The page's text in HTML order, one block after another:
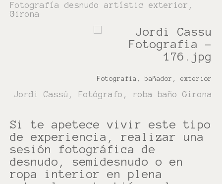
Fotografía desnudo artístic exterior,
Girona
Fotografía, bañador, exterior
Jordi Cassú, Fotógrafo, roba baño Girona
Si te apetece vivir este tipo
de experiencia, realizar una
sesión fotográfica de
desnudo, semidesnudo o en
ropa interior en plena